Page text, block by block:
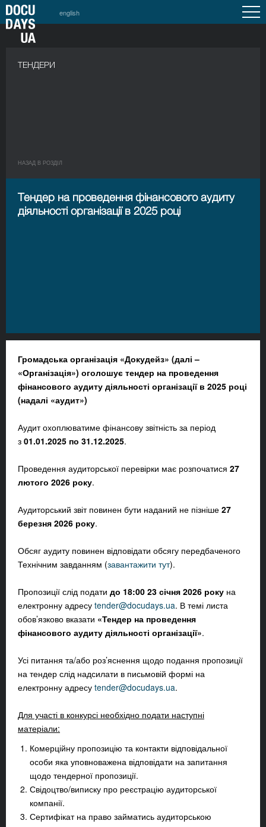
english
ТЕНДЕРИ
НАЗАД В РОЗДIЛ
Тендер на проведення фінансового аудиту
діяльності організації в 2025 році
Громадська організація «Докудейз» (далі –
«Організація») оголошує тендер на проведення
фінансового аудиту діяльності організації в 2025 році
(надалі «аудит»)
Аудит охоплюватиме фінансову звітність за період
з 01.01.2025 по 31.12.2025.
Проведення аудиторської перевірки має розпочатися 27
лютого 2026 року.
Аудиторський звіт повинен бути наданий не пізніше 27
березня 2026 року.
Обсяг аудиту повинен відповідати обсягу передбаченого
Технічним завданням (завантажити тут).
Пропозиції слід подати до 18:00 23 січня 2026 року на
електронну адресу tender@docudays.ua. В темі листа
обов’язково вказати «Тендер на проведення
фінансового аудиту діяльності організації».
Усі питання та/або роз’яснення щодо подання пропозиції
на тендер слід надсилати в письмовій формі на
електронну адресу tender@docudays.ua.
Для участі в конкурсі необхідно подати наступні
матеріали:
Комерційну пропозицію та контакти відповідальної
особи яка уповноважена відповідати на запитання
щодо тендерної пропозиції.
Свідоцтво/виписку про реєстрацію аудиторської
компанії.
Сертифікат на право займатись аудиторською